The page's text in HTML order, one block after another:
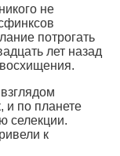
не
потрогать
лет назад
и по планете
селекции.
к